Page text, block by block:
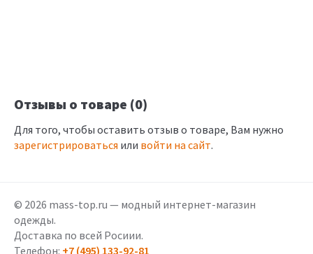
Отзывы о товаре (0)
Для того, чтобы оставить отзыв о товаре, Вам нужно
зарегистрироваться или войти на сайт.
© 2026 mass-top.ru — модный интернет-магазин
одежды.
Доставка по всей Росиии.
Телефон: +7 (495) 133-92-81